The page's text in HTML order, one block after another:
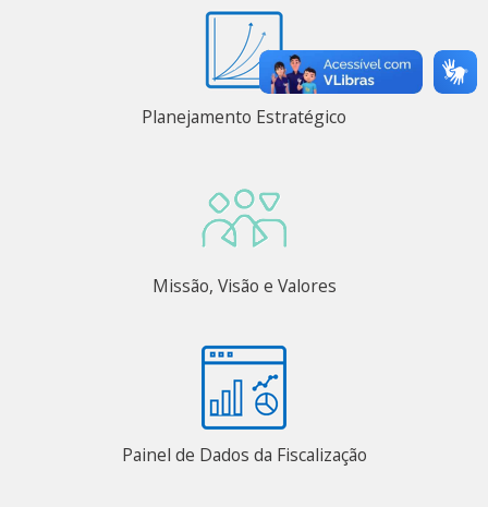
Planejamento Estratégico
Missão, Visão e Valores
Painel de Dados da Fiscalização